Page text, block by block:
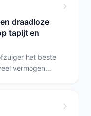
meer zuigkracht
draadloze
tapijt en
het beste
vermogen
dan geeft de